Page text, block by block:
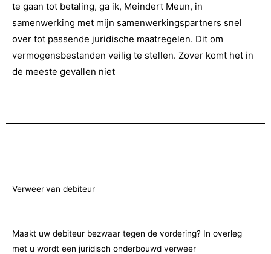
te gaan tot betaling, ga ik, Meindert Meun, in
samenwerking met mijn samenwerkingspartners snel
over tot passende juridische maatregelen. Dit om
vermogensbestanden veilig te stellen. Zover komt het in
de meeste gevallen niet
Verweervan debiteur
Maakt uw debiteur bezwaar tegen de vordering? In overleg
met u wordt een juridisch onderbouwd verweer